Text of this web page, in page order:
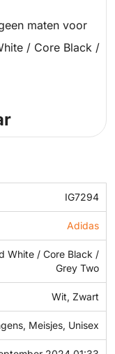
maten voor
/ Core Black /
IG7294
Adidas
White / Core Black /
Grey Two
Wit, Zwart
Meisjes, Unisex